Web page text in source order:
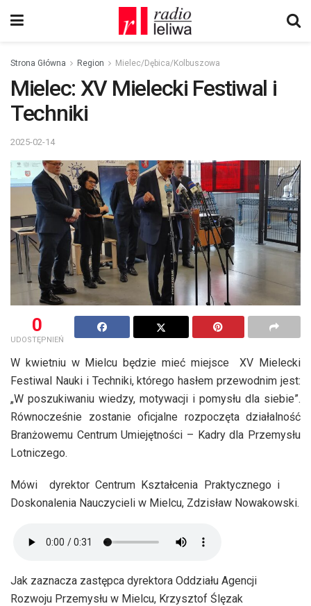
Strona Główna Region Mielec/Dębica/Kolbuszowa
Mielec: XV Mielecki Festiwal i
Techniki
2025-02-14
0
UDOSTĘPNIEŃ
W kwietniu w Mielcu będzie mieć miejsce XV Mielecki
Festiwal Nauki i Techniki, którego hasłem przewodnim jest:
„W poszukiwaniu wiedzy, motywacji i pomysłu dla siebie”.
Równocześnie zostanie oficjalne rozpoczęta działalność
Branżowemu Centrum Umiejętności – Kadry dla Przemysłu
Lotniczego.
Mówi dyrektor Centrum Kształcenia Praktycznego i
Doskonalenia Nauczycieli w Mielcu, Zdzisław Nowakowski.
Jak zaznacza zastępca dyrektora Oddziału Agencji
Rozwoju Przemysłu w Mielcu, Krzysztof Ślęzak